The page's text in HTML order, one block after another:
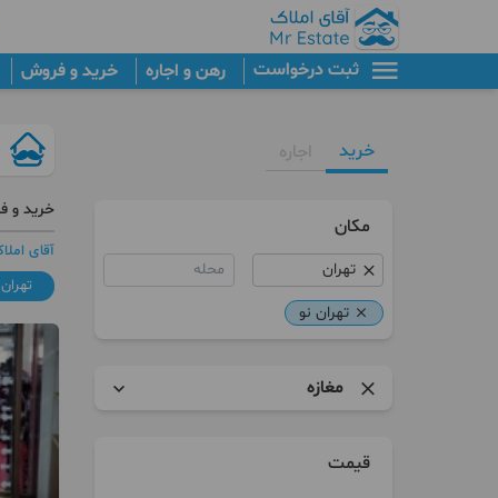
ثبت درخواست رهن و اجاره خرید و فروش
خرید اجاره
مکان
محله
تهران نو
مغازه
برج
قیمت
خرید و
آقای